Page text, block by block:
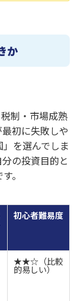
か
制・市場成熟
初に失敗しや
を選んでしま
の投資目的と
。
初心者難易度
★★☆（比較
的易しい）